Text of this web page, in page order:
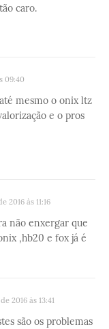
caro.
09:40
mesmo o onix ltz
e o pros
2016 às 11:16
não enxergar que
,hb20 e fox já é
2016 às 13:41
são os problemas